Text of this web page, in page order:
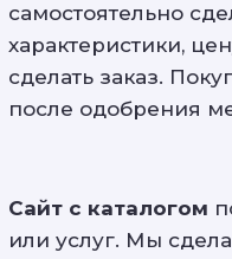
самостоятельно
характеристики,
сделать заказ.
после одобрения
Сайт с каталогом
или услуг. Мы